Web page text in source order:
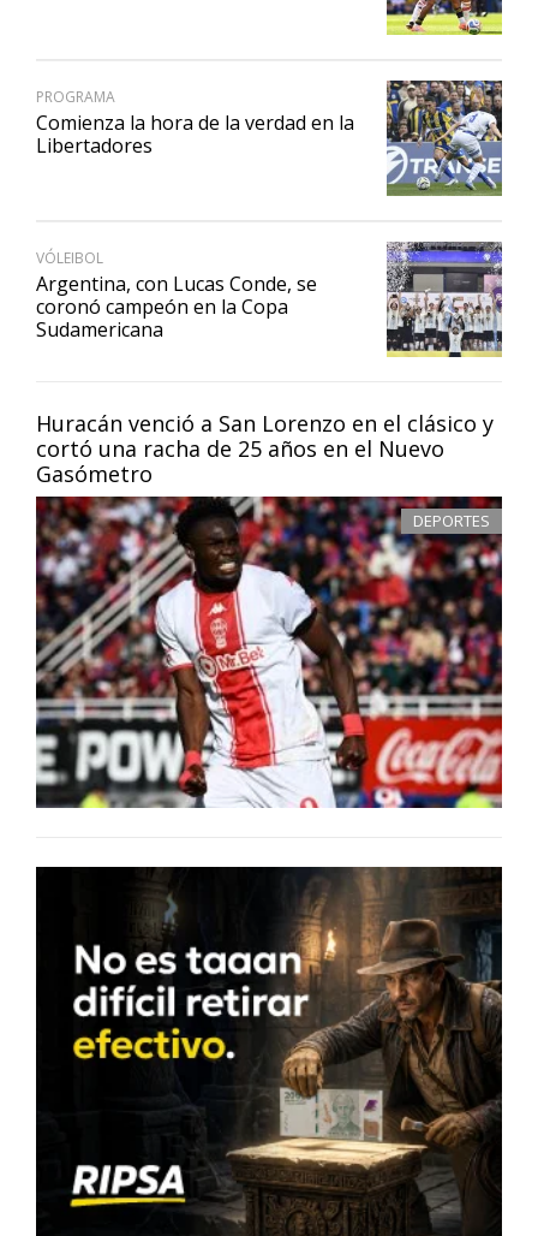
Huracán venció a San Lorenzo en el clásico y
cortó una racha de 25 años en el Nuevo
Gasómetro
DEPORTES
PROGRAMA
Comienza la hora de la verdad en la
Libertadores
VÓLEIBOL
Argentina, con Lucas Conde, se
coronó campeón en la Copa
Sudamericana